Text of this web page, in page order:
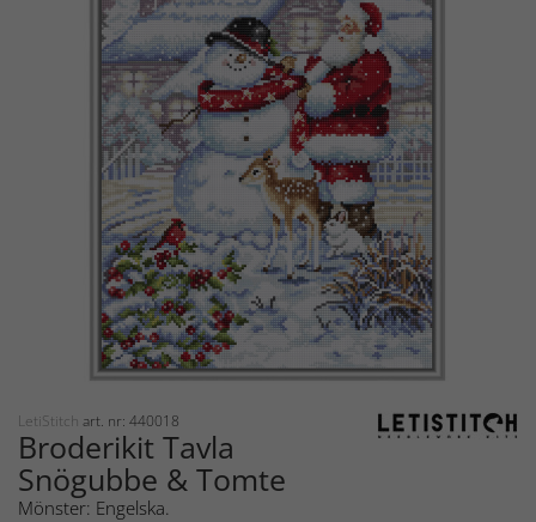
LetiStitch art. nr: 440018
Broderikit Tavla
Snögubbe & Tomte
Mönster: Engelska.